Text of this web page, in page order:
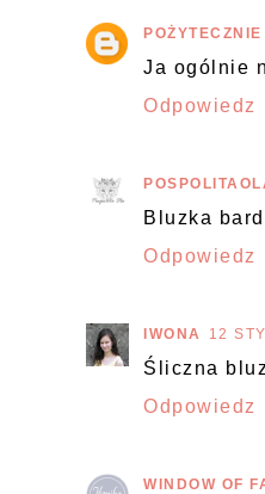
POŻYTECZNIE
Ja ogólnie
Odpowiedz
Bluzka
Odpowiedz
IWONA 12
Śliczna
Odpowiedz
WINDOW OF